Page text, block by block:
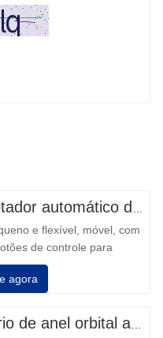
e flexível, móvel, com
de controle para
avançar • Operação fora
2 baterias série 12V / 110
de 120 a 130 paletes •
agora